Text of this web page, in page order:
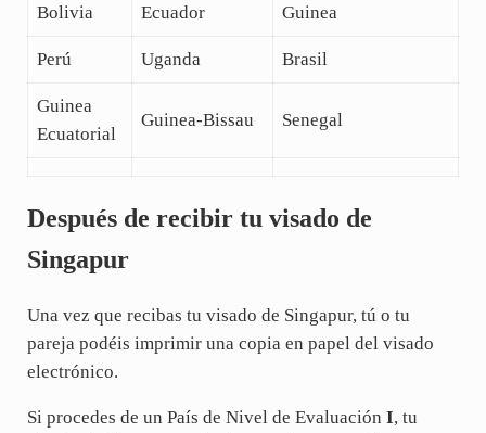
Bolivia Ecuador Guinea
Perú Uganda Brasil
Guinea
Ecuatorial
Guinea-Bissau Senegal
Después de recibir tu visado de
Singapur
Una vez que recibas tu visado de Singapur, tú o tu
pareja podéis imprimir una copia en papel del visado
electrónico.
Si procedes de un País de Nivel de Evaluación I, tu